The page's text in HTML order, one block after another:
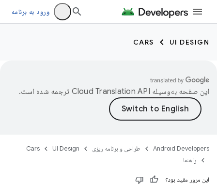
ورود به برنامه
UI DESIGN
CARS
این صفحه به‌وسیله ترجمه شده است.
Android Developers طراحی و برنامه ریزی UI Design
Cars
راهنما
این مرور مفید بود؟